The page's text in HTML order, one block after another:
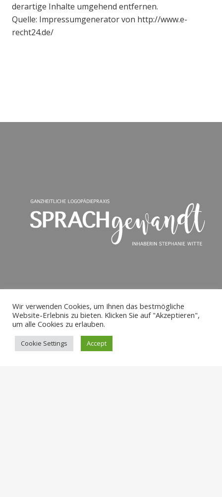
derartige Inhalte umgehend entfernen.
Quelle: Impressumgenerator von http://www.e-
recht24.de/
Wir verwenden Cookies, um Ihnen das bestmögliche
Website-Erlebnis zu bieten. Klicken Sie auf "Akzeptieren",
um alle Cookies zu erlauben.
Cookie Settings Accept